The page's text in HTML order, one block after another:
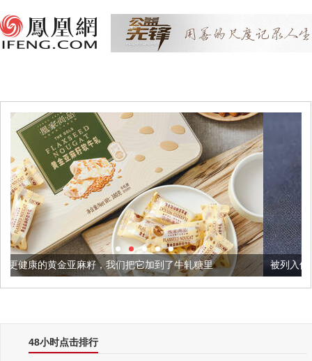
我们把它加到了牛轧糖里 被列入佛家七宝的它到底有多美
48小时点击排行